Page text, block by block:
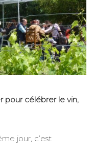
pour célébrer le vin,
jour, c’est